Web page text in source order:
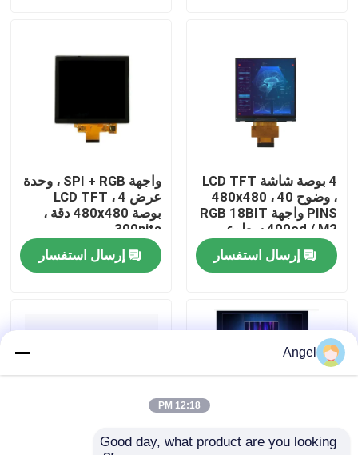
أشرطة فيديو
عرض الواقع الافتراضي
معلومات عنا
جولة في المعمل
اتصل بنا
شاشة LCD TFT
4 بوصة شاشة LCD TFT
، وضوح 480x480 ، 40
PINS واجهة RGB 18BIT
400cd / M2 سطوع
عالي
إرسال استفسار
واجهة SPI + RGB ، وحدة
عرض LCD TFT ، 4
بوصة 480x480 دقة ،
300nits
إرسال استفسار
Angel
12:18 PM
Good day, what product are you looking